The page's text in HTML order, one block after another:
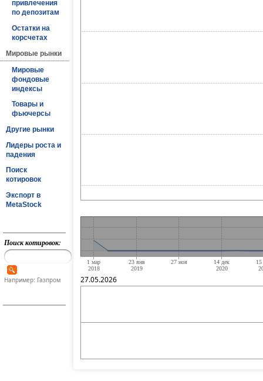
привлечения
по депозитам
Остатки на
корсчетах
Мировые рынки
Мировые
фондовые
индексы
Товары и
фьючерсы
Другие рынки
Лидеры роста и
падения
Поиск
котировок
Экспорт в
MetaStock
Поиск котировок:
Например: Газпром 27.05.2026